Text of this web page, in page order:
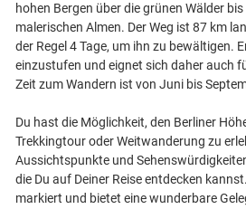
hohen Bergen über die grünen Wälder
malerischen Almen. Der Weg ist 87 km
der Regel 4 Tage, um ihn zu bewältigen.
einzustufen und eignet sich daher auch
Zeit zum Wandern ist von Juni bis
Du hast die Möglichkeit, den Berliner
Trekkingtour oder Weitwanderung zu
Aussichtspunkte und
die Du auf Deiner Reise entdecken
markiert und bietet eine wunderbare